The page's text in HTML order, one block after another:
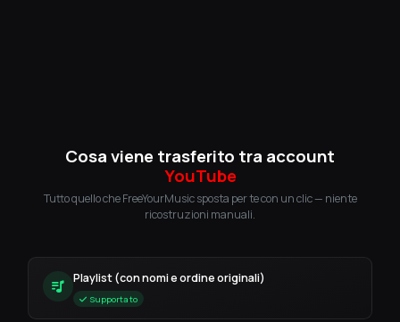
Cosa viene trasferito tra account
YouTube
Tutto quello che FreeYourMusic sposta per te con un clic — niente
ricostruzioni manuali.
Playlist (con nomi e ordine originali)
Supportato